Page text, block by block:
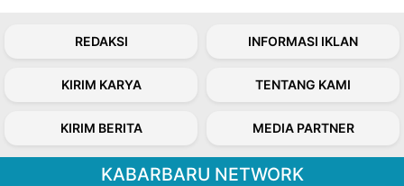
REDAKSI INFORMASI IKLAN
KIRIM KARYA TENTANG KAMI
KIRIM BERITA MEDIA PARTNER
KABARBARU NETWORK